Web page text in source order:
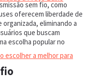
escolher a melhor para
sem fio, como
oferecem liberdade de
eliminando a
que buscam
escolha popular no